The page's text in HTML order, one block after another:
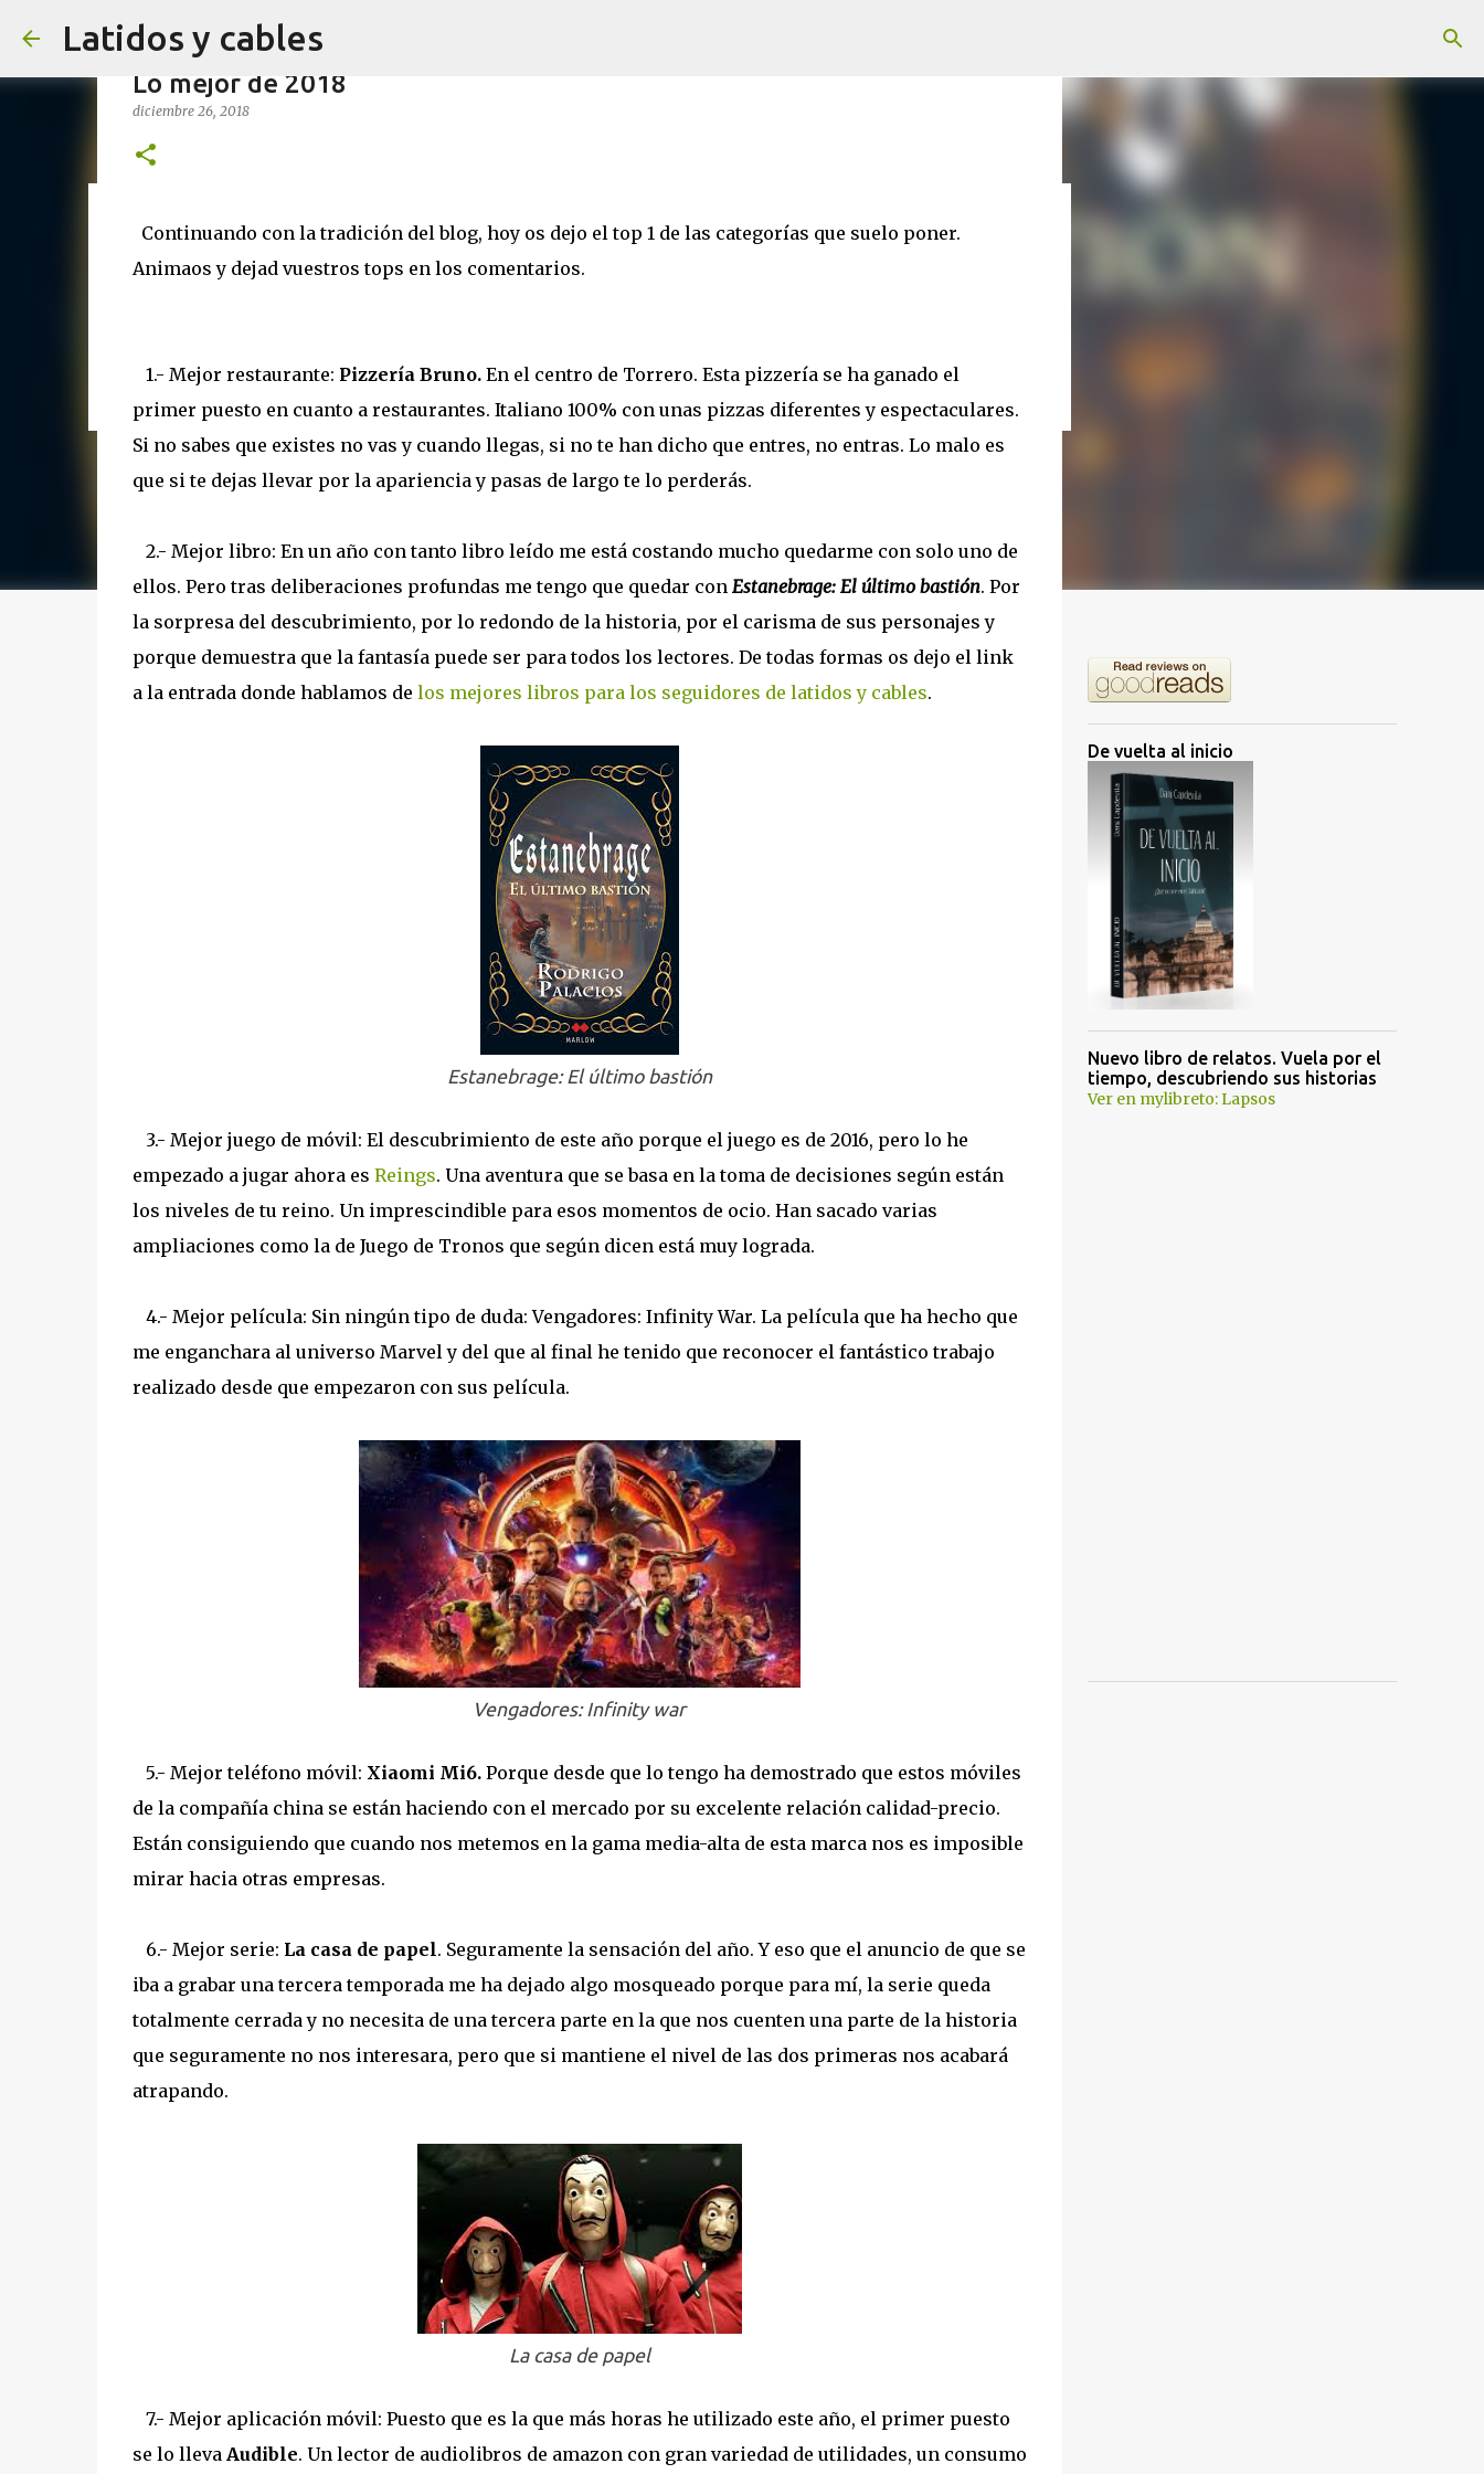
Latidos y cables
7 trucos (probados) para exprimir tu Kindle en 2026
febrero 22, 2026
Lo mejor de 2018
diciembre 26, 2018
Continuando con la tradición del blog, hoy os dejo el top 1 de las categorías que suelo poner.
Animaos y dejad vuestros tops en los comentarios.
1.- Mejor restaurante: Pizzería Bruno. En el centro de Torrero. Esta pizzería se ha ganado el
primer puesto en cuanto a restaurantes. Italiano 100% con unas pizzas diferentes y espectaculares.
Si no sabes que existes no vas y cuando llegas, si no te han dicho que entres, no entras. Lo malo es
que si te dejas llevar por la apariencia y pasas de largo te lo perderás.
2.- Mejor libro: En un año con tanto libro leído me está costando mucho quedarme con solo uno de
ellos. Pero tras deliberaciones profundas me tengo que quedar con Estanebrage: El último bastión. Por
la sorpresa del descubrimiento, por lo redondo de la historia, por el carisma de sus personajes y
porque demuestra que la fantasía puede ser para todos los lectores. De todas formas os dejo el link
a la entrada donde hablamos de los mejores libros para los seguidores de latidos y cables.
Estanebrage: El último bastión
3.- Mejor juego de móvil: El descubrimiento de este año porque el juego es de 2016, pero lo he
empezado a jugar ahora es Reings. Una aventura que se basa en la toma de decisiones según están
los niveles de tu reino. Un imprescindible para esos momentos de ocio. Han sacado varias
ampliaciones como la de Juego de Tronos que según dicen está muy lograda.
4.- Mejor película: Sin ningún tipo de duda: Vengadores: Infinity War. La película que ha hecho que
me enganchara al universo Marvel y del que al final he tenido que reconocer el fantástico trabajo
realizado desde que empezaron con sus película.
Vengadores: Infinity war
5.- Mejor teléfono móvil: Xiaomi Mi6. Porque desde que lo tengo ha demostrado que estos móviles
de la compañía china se están haciendo con el mercado por su excelente relación calidad-precio.
Están consiguiendo que cuando nos metemos en la gama media-alta de esta marca nos es imposible
mirar hacia otras empresas.
6.- Mejor serie: La casa de papel. Seguramente la sensación del año. Y eso que el anuncio de que se
iba a grabar una tercera temporada me ha dejado algo mosqueado porque para mí, la serie queda
totalmente cerrada y no necesita de una tercera parte en la que nos cuenten una parte de la historia
que seguramente no nos interesara, pero que si mantiene el nivel de las dos primeras nos acabará
atrapando.
La casa de papel
7.- Mejor aplicación móvil: Puesto que es la que más horas he utilizado este año, el primer puesto
se lo lleva Audible. Un lector de audiolibros de amazon con gran variedad de utilidades, un consumo
De vuelta al inicio
Nuevo libro de relatos. Vuela por el
tiempo, descubriendo sus historias
Ver en mylibreto: Lapsos